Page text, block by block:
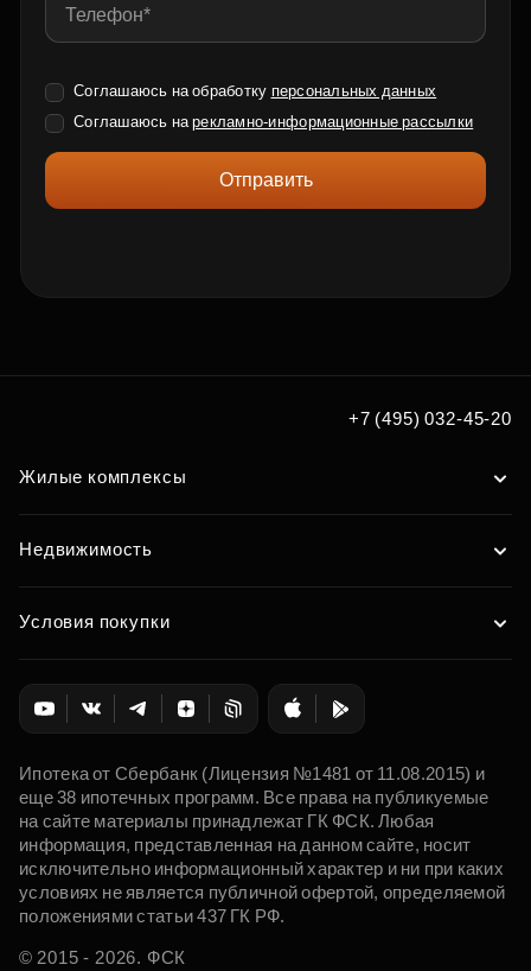
Соглашаюсь на обработку персональных данных
Соглашаюсь нарекламно-информационные рассылки
Отправить
+7 (495) 032-45-20
Жилые комплексы
Недвижимость
Условия покупки
Ипотека от Сбербанк (Лицензия №1481 от 11.08.2015) и
еще 38 ипотечных программ. Все права на публикуемые
на сайте материалы принадлежат ГК ФСК. Любая
информация, представленная на данном сайте, носит
исключительно информационный характер и ни при каких
условиях не является публичной офертой, определяемой
положениями статьи 437 ГК РФ.
© 2015 - 2026. ФСК